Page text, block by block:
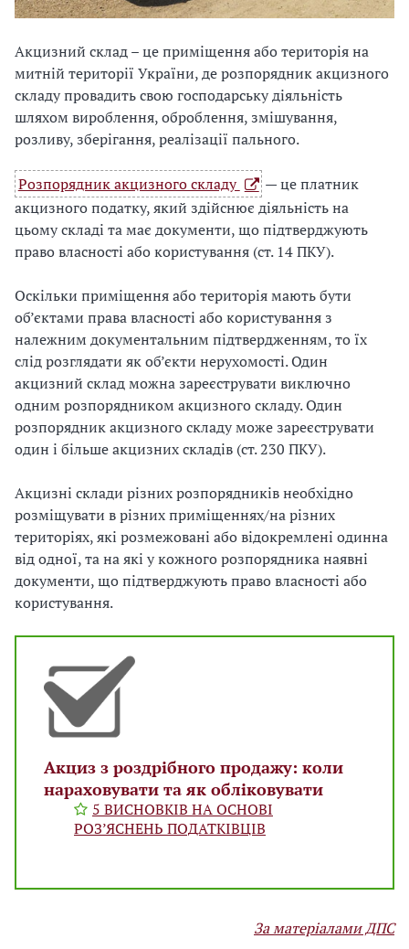
Акцизний склад – це приміщення або територія на
митній території України, де розпорядник акцизного
складу провадить свою господарську діяльність
шляхом вироблення, оброблення, змішування,
розливу, зберігання, реалізації пального.
Розпорядник акцизного складу
— це платник
акцизного податку, який здійснює діяльність на
цьому складі та має документи, що підтверджують
право власності або користування (ст. 14 ПКУ).
Оскільки приміщення або територія мають бути
об’єктами права власності або користування з
належним документальним підтвердженням, то їх
слід розглядати як об’єкти нерухомості. Один
акцизний склад можна зареєструвати виключно
одним розпорядником акцизного складу. Один
розпорядник акцизного складу може зареєструвати
один і більше акцизних складів (ст. 230 ПКУ).
Акцизні склади різних розпорядників необхідно
розміщувати в різних приміщеннях/на різних
територіях, які розмежовані або відокремлені одинна
від одної, та на які у кожного розпорядника наявні
документи, що підтверджують право власності або
користування.
Акциз з роздрібного продажу: коли
нараховувати та як обліковувати
5 ВИСНОВКІВ НА ОСНОВІ
РОЗ’ЯСНЕНЬ ПОДАТКІВЦІВ
За матеріалами ДПС